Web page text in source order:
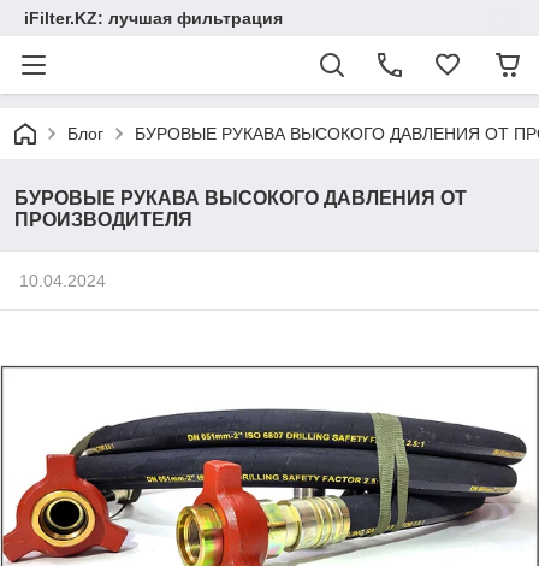
iFilter.KZ: лучшая фильтрация
Блог БУРОВЫЕ РУКАВА ВЫСОКОГО ДАВЛЕНИЯ ОТ
БУРОВЫЕ РУКАВА ВЫСОКОГО ДАВЛЕНИЯ ОТ
ПРОИЗВОДИТЕЛЯ
10.04.2024